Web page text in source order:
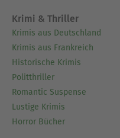
Krimi & Thriller
Krimis aus Deutschland
Krimis aus Frankreich
Historische Krimis
Politthriller
Romantic Suspense
Lustige Krimis
Horror Bücher